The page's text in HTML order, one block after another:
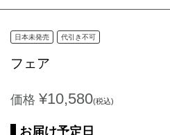
日本未発売 代引き不可
フェア
価格 ¥10,580(税込)
お届け予定日